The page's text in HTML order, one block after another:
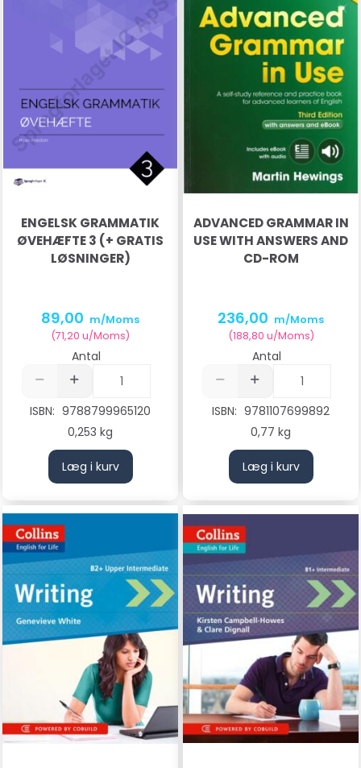
ENGELSK GRAMMATIK
ØVEHÆFTE 3 (+ GRATIS
LØSNINGER)
89,00 m/Moms
(71,20 u/Moms)
Antal
ISBN: 9788799965120
0,253 kg
Læg i kurv
ADVANCED GRAMMAR IN
USE WITH ANSWERS AND
CD-ROM
236,00 m/Moms
(188,80 u/Moms)
Antal
ISBN: 9781107699892
0,77 kg
Læg i kurv